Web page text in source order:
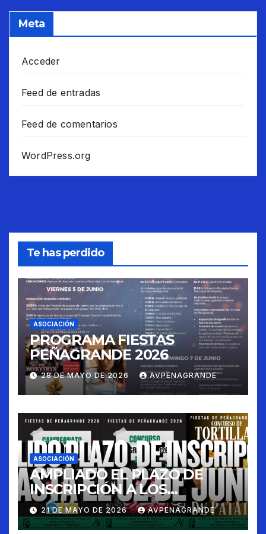
Meta
Acceder
Feed de entradas
Feed de comentarios
WordPress.org
Te has perdido
ASOCIACIÓN
PROGRAMA FIESTAS
PEÑAGRANDE 2026
28 DE MAYO DE 2026 AVPENAGRANDE
ASOCIACIÓN
AMPLIADO EL PLAZO DE
INSCRIPCIÓN A LOS
CONCURSOS FIESTAS 2026
21 DE MAYO DE 2026 AVPENAGRANDE